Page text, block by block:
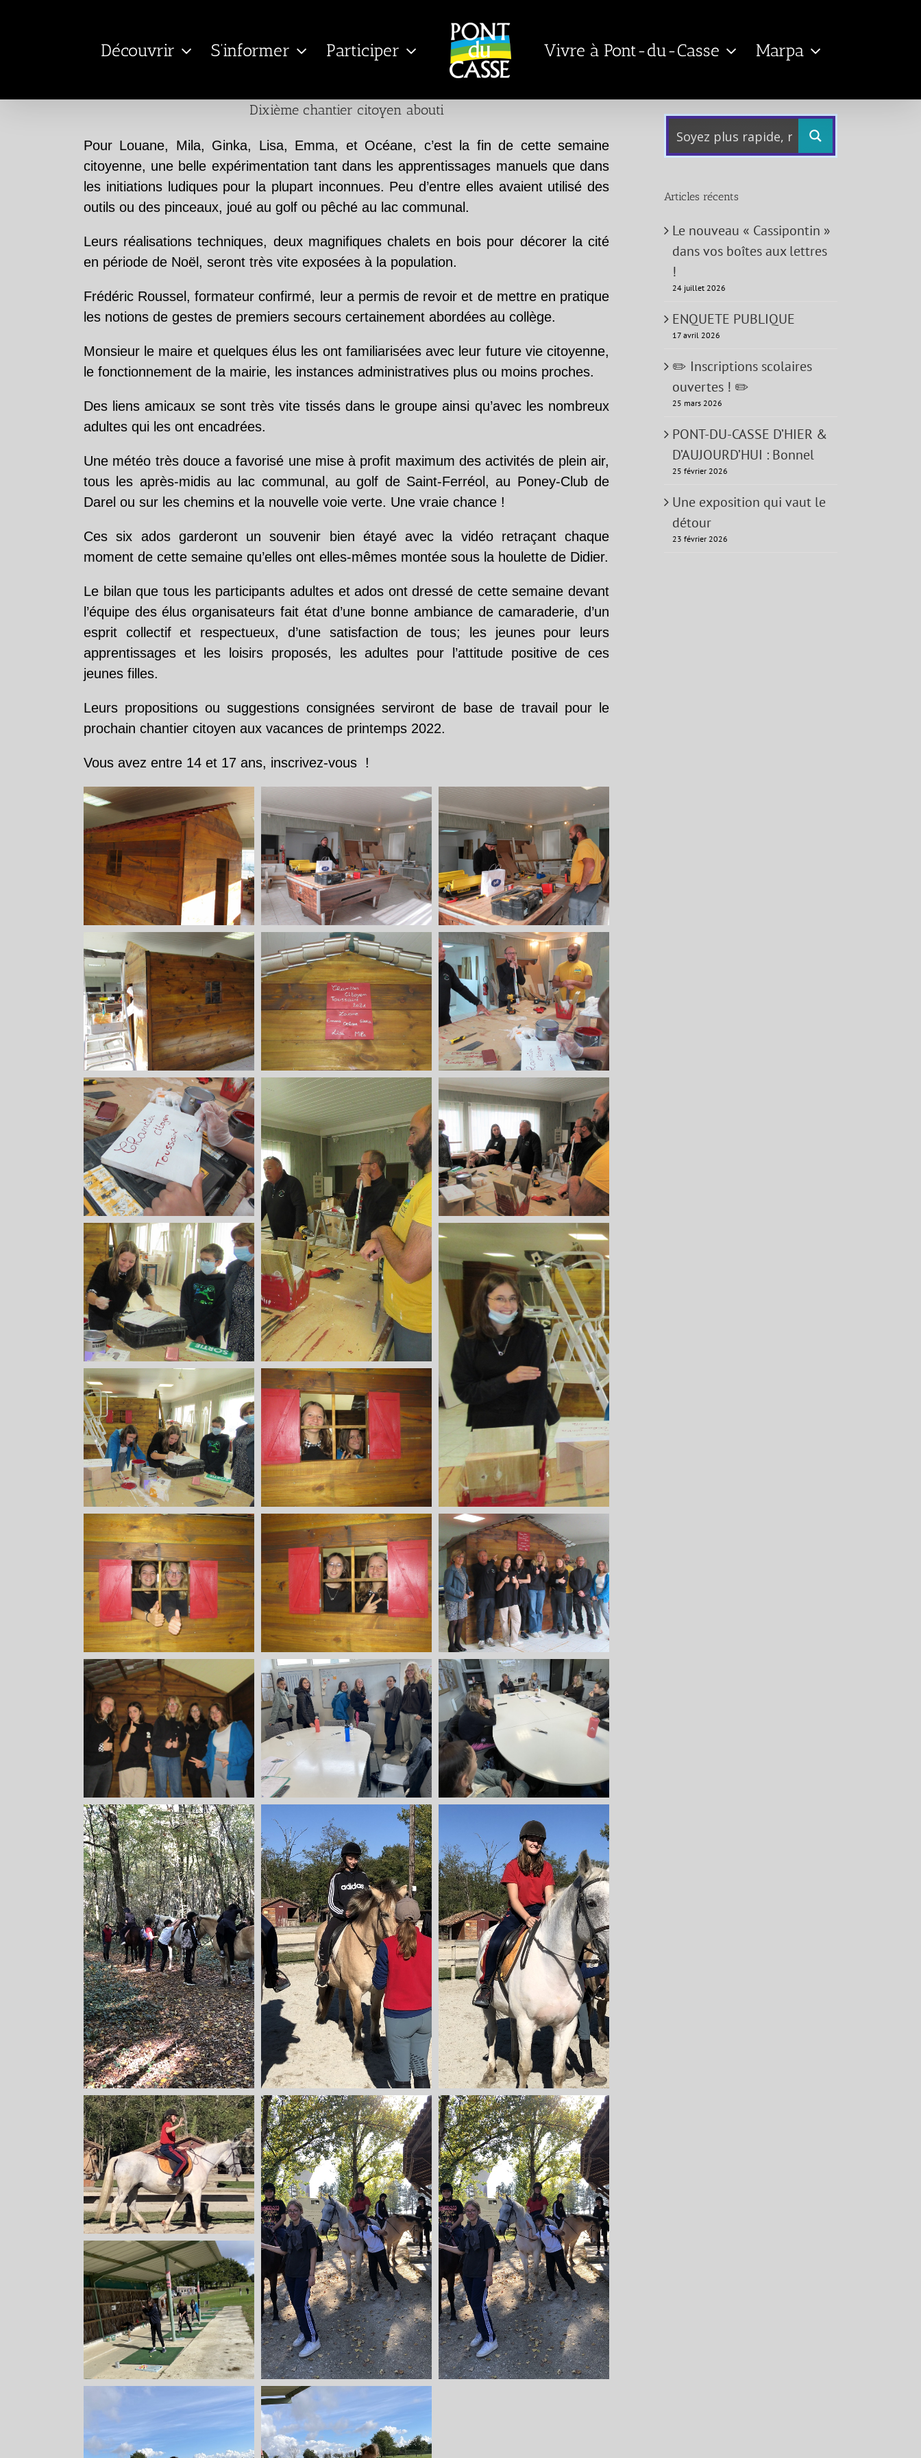
Découvrir S’informer Participer Vivre à Pont-du-Casse Marpa
Dixième chantier citoyen abouti
Pour Louane, Mila, Ginka, Lisa, Emma, et Océane, c’est la fin de cette semaine
citoyenne, une belle expérimentation tant dans les apprentissages manuels que dans
les initiations ludiques pour la plupart inconnues. Peu d’entre elles avaient utilisé des
outils ou des pinceaux, joué au golf ou pêché au lac communal.
Leurs réalisations techniques, deux magnifiques chalets en bois pour décorer la cité
en période de Noël, seront très vite exposées à la population.
Frédéric Roussel, formateur confirmé, leur a permis de revoir et de mettre en pratique
les notions de gestes de premiers secours certainement abordées au collège.
Monsieur le maire et quelques élus les ont familiarisées avec leur future vie citoyenne,
le fonctionnement de la mairie, les instances administratives plus ou moins proches.
Des liens amicaux se sont très vite tissés dans le groupe ainsi qu’avec les nombreux
adultes qui les ont encadrées.
Une météo très douce a favorisé une mise à profit maximum des activités de plein air,
tous les après-midis au lac communal, au golf de Saint-Ferréol, au Poney-Club de
Darel ou sur les chemins et la nouvelle voie verte. Une vraie chance !
Ces six ados garderont un souvenir bien étayé avec la vidéo retraçant chaque
moment de cette semaine qu’elles ont elles-mêmes montée sous la houlette de Didier.
Le bilan que tous les participants adultes et ados ont dressé de cette semaine devant
l’équipe des élus organisateurs fait état d’une bonne ambiance de camaraderie, d’un
esprit collectif et respectueux, d’une satisfaction de tous; les jeunes pour leurs
apprentissages et les loisirs proposés, les adultes pour l’attitude positive de ces
jeunes filles.
Leurs propositions ou suggestions consignées serviront de base de travail pour le
prochain chantier citoyen aux vacances de printemps 2022.
Vous avez entre 14 et 17 ans, inscrivez-vous !
Articles récents
Le nouveau « Cassipontin »
dans vos boîtes aux lettres
!
24 juillet 2026
ENQUETE PUBLIQUE
17 avril 2026
✏️ Inscriptions scolaires
ouvertes ! ✏️
25 mars 2026
PONT-DU-CASSE D’HIER &
D’AUJOURD’HUI : Bonnel
25 février 2026
Une exposition qui vaut le
détour
23 février 2026